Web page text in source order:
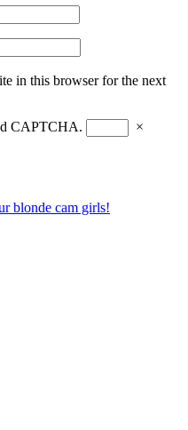
in this browser for the next
CAPTCHA.
×
blonde cam girls!